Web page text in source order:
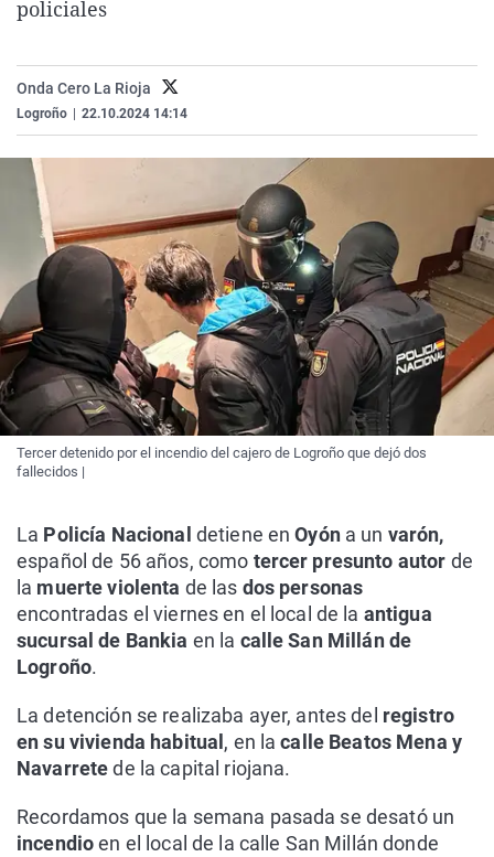
Operación Viuda
Navarra
policiales
Onda Cero La Rioja
Logroño 22.10.2024 14:14
Tercer detenido por el incendio del cajero de Logroño que dejó dos
fallecidos |
La Policía Nacional detiene enOyóna un varón,
español de 56 años, como tercer presunto autor de
la muerte violenta de las dos personas
encontradas el viernes en el local de la antigua
sucursal de Bankia en la calle San Millán de
Logroño.
La detención se realizaba ayer, antes del registro
en su vivienda habitual , en lacalle Beatos Mena y
Navarretede la capital riojana.
Recordamos que la semana pasada se desató un
incendioen el local de la calle San Millán donde